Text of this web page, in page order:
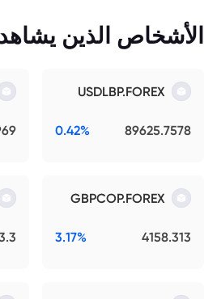
الأشخاص الذين
USDLBP.FOREX
89625.7578
0.42%
GBPCOP.FOREX
4158.313
3.17%